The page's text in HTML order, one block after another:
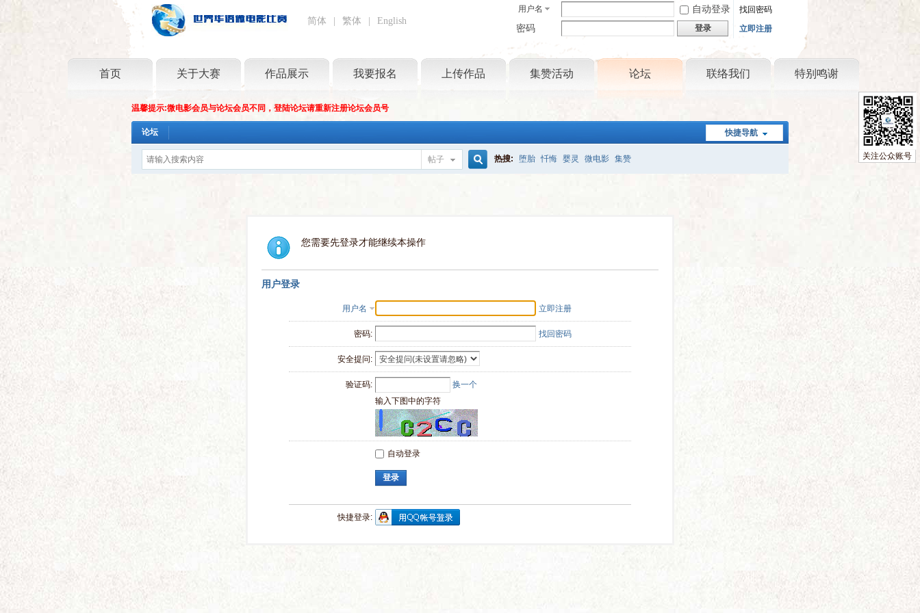
简体 繁体 English
用户名 自动登录 找回密码
密码 登录 立即注册
首页 关于大赛 作品展示 我要报名 上传作品 集赞活动 论坛 联络我们 特别鸣谢
温馨提示:微电影会员与论坛会员不同，登陆论坛请重新注册论坛会员号
快捷导航
论坛
帖子 热搜: 堕胎 忏悔 婴灵 微电影 集赞
您需要先登录才能继续本操作
用户登录
用户名 立即注册
密码: 找回密码
安全提问:
验证码:
换一个
输入下图中的字符
自动登录
登录
快捷登录:
关注公众账号